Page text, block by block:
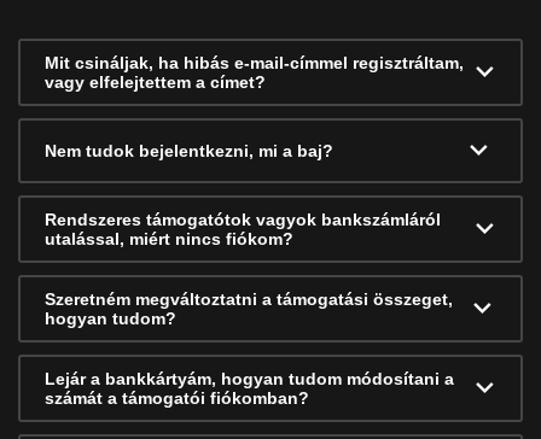
Mit csináljak, ha hibás e-mail-címmel regisztráltam,
vagy elfelejtettem a címet?
Nem tudok bejelentkezni, mi a baj?
Rendszeres támogatótok vagyok bankszámláról
utalással, miért nincs fiókom?
Szeretném megváltoztatni a támogatási összeget,
hogyan tudom?
Lejár a bankkártyám, hogyan tudom módosítani a
számát a támogatói fiókomban?